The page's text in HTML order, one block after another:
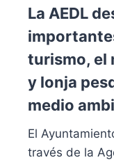
La AEDL
turismo, el
y lonja
medio
El
través de la